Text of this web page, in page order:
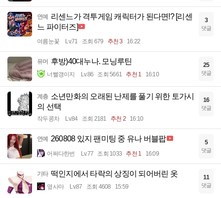
연예 리센느가 격투게임 캐릭터가 된다면!? [리센
느 파이터즈]
여름눈꽃 Lv.71 조회 679 추천 3 16:22
3
댓글
유머 후방)40대누나. 모닝루틴
너빨갱이지 Lv.86 조회 5661 추천 1 16:10
25
댓글
계층 소년만화의 오래된 난제를 풀기 위한 토가시
의 선택
작두콩차 Lv.84 조회 2181 추천 2 16:10
16
댓글
연예 260808 있지 팬미팅 중 유나 버블팝
어쩌다한번 Lv.77 조회 1033 추천 1 16:09
5
댓글
기타 떡인지에서 타락의 상징이 되어버린 옷
옆사마 Lv.87 조회 4608 15:59
11
댓글